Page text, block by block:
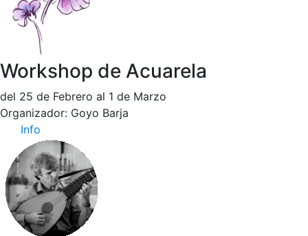
Workshop de Acuarela
del 25 de Febrero al 1 de Marzo
Organizador: Goyo Barja
Info